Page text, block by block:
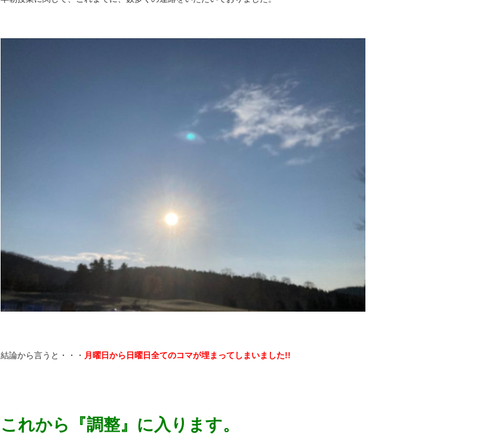
結論から言うと・・・ 月曜日から日曜日全てのコマが埋まってしまいました!!
これから『調整』に入ります。